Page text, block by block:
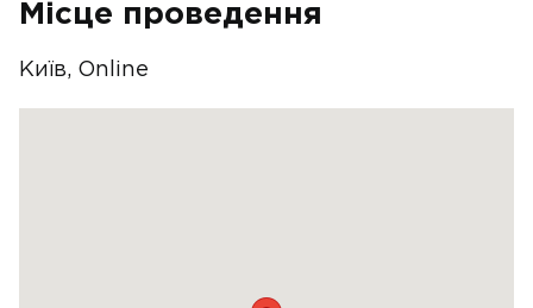
Місце проведення
Київ, Online